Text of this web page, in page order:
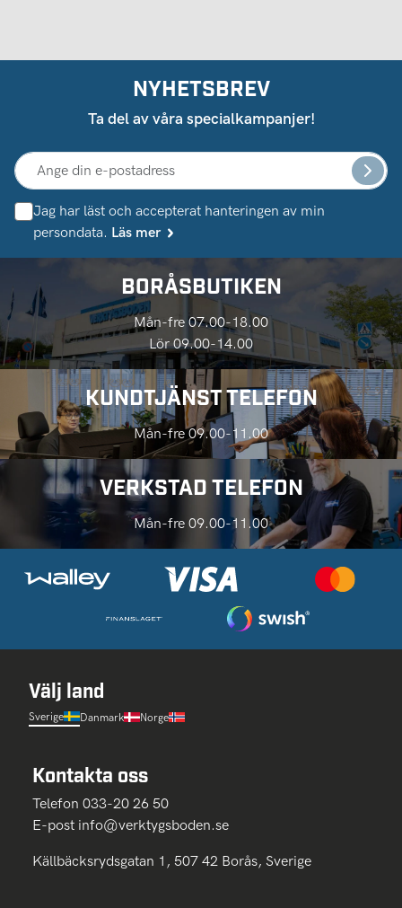
NYHETSBREV
Ta del av våra specialkampanjer!
Jag har läst och accepterat hanteringen av min
persondata. Läs mer
BORÅSBUTIKEN
Mån-fre 07.00-18.00
Lör 09.00-14.00
KUNDTJÄNST TELEFON
Mån-fre 09.00-11.00
VERKSTAD TELEFON
Mån-fre 09.00-11.00
Välj land
Sverige Danmark Norge
Kontakta oss
Telefon 033-20 26 50
E-post info@verktygsboden.se
Källbäcksrydsgatan 1, 507 42 Borås, Sverige